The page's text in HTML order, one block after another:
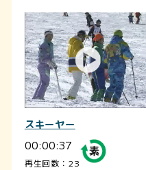
スキーヤー
00:00:37
再生回数：23